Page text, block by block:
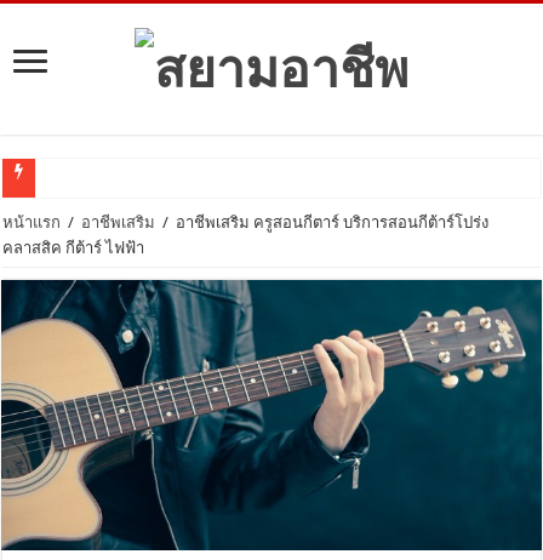
หน้าแรก / อาชีพเสริม / อาชีพเสริม ครูสอนกีตาร์ บริการสอนกีต้าร์โปร่ง
คลาสสิค กีต้าร์ ไฟฟ้า